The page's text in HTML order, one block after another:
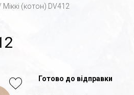
Міккі (котон) DV412
Готово до відправки